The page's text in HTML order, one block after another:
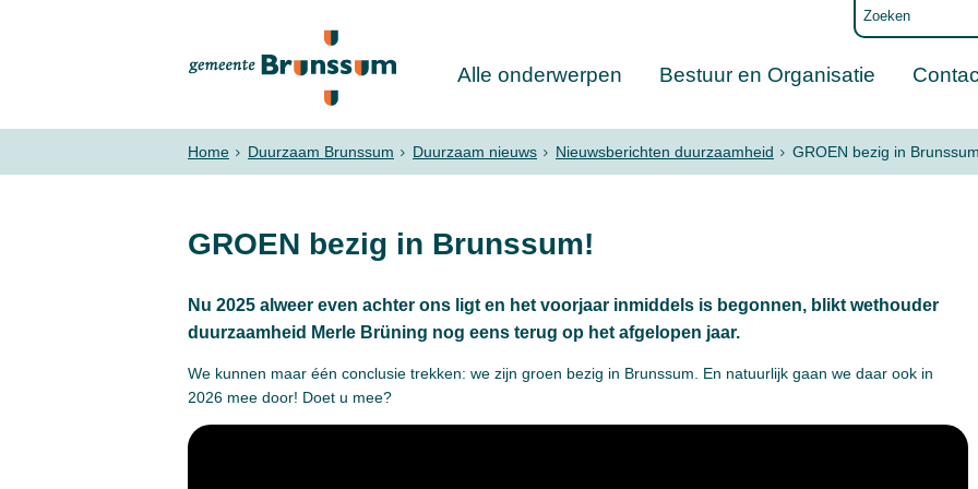
Alle onderwerpen Bestuur en Organisatie
Home Duurzaam Brunssum Duurzaam nieuws Nieuwsberichten duurzaamheid GROEN bezig in
GROEN bezig in Brunssum!
Nu 2025 alweer even achter ons ligt en het voorjaar inmiddels is begonnen, blikt wethouder
duurzaamheid Merle Brüning nog eens terug op het afgelopen jaar.
We kunnen maar één conclusie trekken: we zijn groen bezig in Brunssum. En natuurlijk gaan we daar ook in
2026 mee door! Doet u mee?